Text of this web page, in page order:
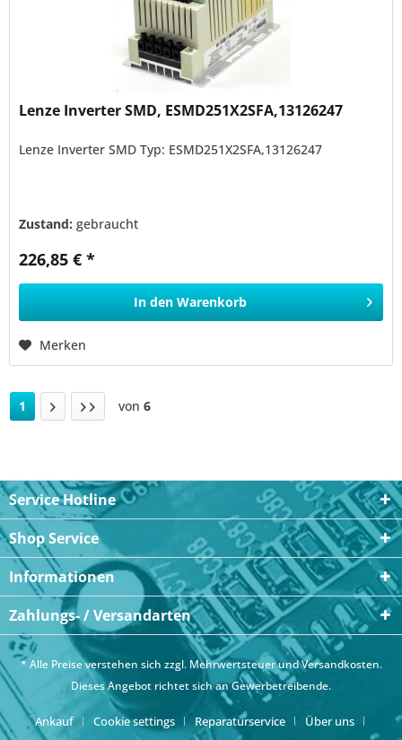
Lenze Inverter SMD, ESMD251X2SFA,13126247
Lenze Inverter SMD Typ: ESMD251X2SFA,13126247
Zustand:gebraucht
226,85 € *
In den Warenkorb
Merken
1 von 6
Service Hotline
Shop Service
Informationen
Zahlungs- / Versandarten
* Alle Preise verstehen sich zzgl. Mehrwertsteuer undVersandkosten.
Dieses Angebot richtet sich an Gewerbetreibende.
Ankauf Cookie settings Reparaturservice Über uns